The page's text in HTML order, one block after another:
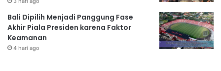
Bali Dipilih Menjadi Panggung Fase
Akhir Piala Presiden karena Faktor
Keamanan
4 hari ago